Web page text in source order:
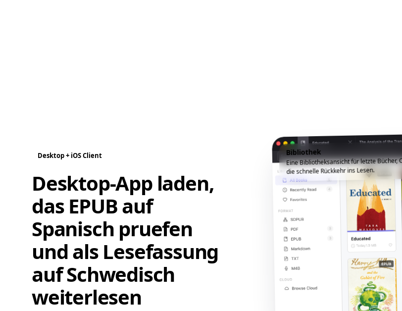
Desktop + iOS Client
Desktop-App laden,
das EPUB auf
Spanisch pruefen
und als Lesefassung
auf Schwedisch
weiterlesen
Bibliothek
Eine Bibliotheksansicht für letzte Bücher,
die schnelle Rückkehr ins Lesen.